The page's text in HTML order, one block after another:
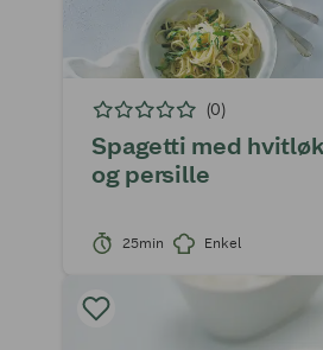
(0)
Spagetti med
og persille
25min Enkel